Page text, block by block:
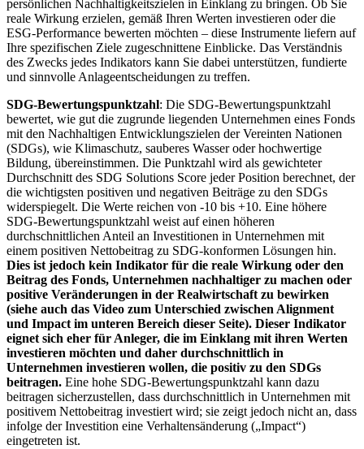
persönlichen Nachhaltigkeitszielen in Einklang zu bringen. Ob Sie
reale Wirkung erzielen, gemäß Ihren Werten investieren oder die
ESG-Performance bewerten möchten – diese Instrumente liefern auf
Ihre spezifischen Ziele zugeschnittene Einblicke. Das Verständnis
des Zwecks jedes Indikators kann Sie dabei unterstützen, fundierte
und sinnvolle Anlageentscheidungen zu treffen.
SDG-Bewertungspunktzahl: Die SDG-Bewertungspunktzahl
bewertet, wie gut die zugrunde liegenden Unternehmen eines Fonds
mit den Nachhaltigen Entwicklungszielen der Vereinten Nationen
(SDGs), wie Klimaschutz, sauberes Wasser oder hochwertige
Bildung, übereinstimmen. Die Punktzahl wird als gewichteter
Durchschnitt des SDG Solutions Score jeder Position berechnet, der
die wichtigsten positiven und negativen Beiträge zu den SDGs
widerspiegelt. Die Werte reichen von -10 bis +10. Eine höhere
SDG-Bewertungspunktzahl weist auf einen höheren
durchschnittlichen Anteil an Investitionen in Unternehmen mit
einem positiven Nettobeitrag zu SDG-konformen Lösungen hin.
Dies ist jedoch kein Indikator für die reale Wirkung oder den
Beitrag des Fonds, Unternehmen nachhaltiger zu machen oder
positive Veränderungen in der Realwirtschaft zu bewirken
(siehe auch das Video zum Unterschied zwischen Alignment
und Impact im unteren Bereich dieser Seite). Dieser Indikator
eignet sich eher für Anleger, die im Einklang mit ihren Werten
investieren möchten und daher durchschnittlich in
Unternehmen investieren wollen, die positiv zu den SDGs
beitragen. Eine hohe SDG-Bewertungspunktzahl kann dazu
beitragen sicherzustellen, dass durchschnittlich in Unternehmen mit
positivem Nettobeitrag investiert wird; sie zeigt jedoch nicht an, dass
infolge der Investition eine Verhaltensänderung („Impact“)
eingetreten ist.